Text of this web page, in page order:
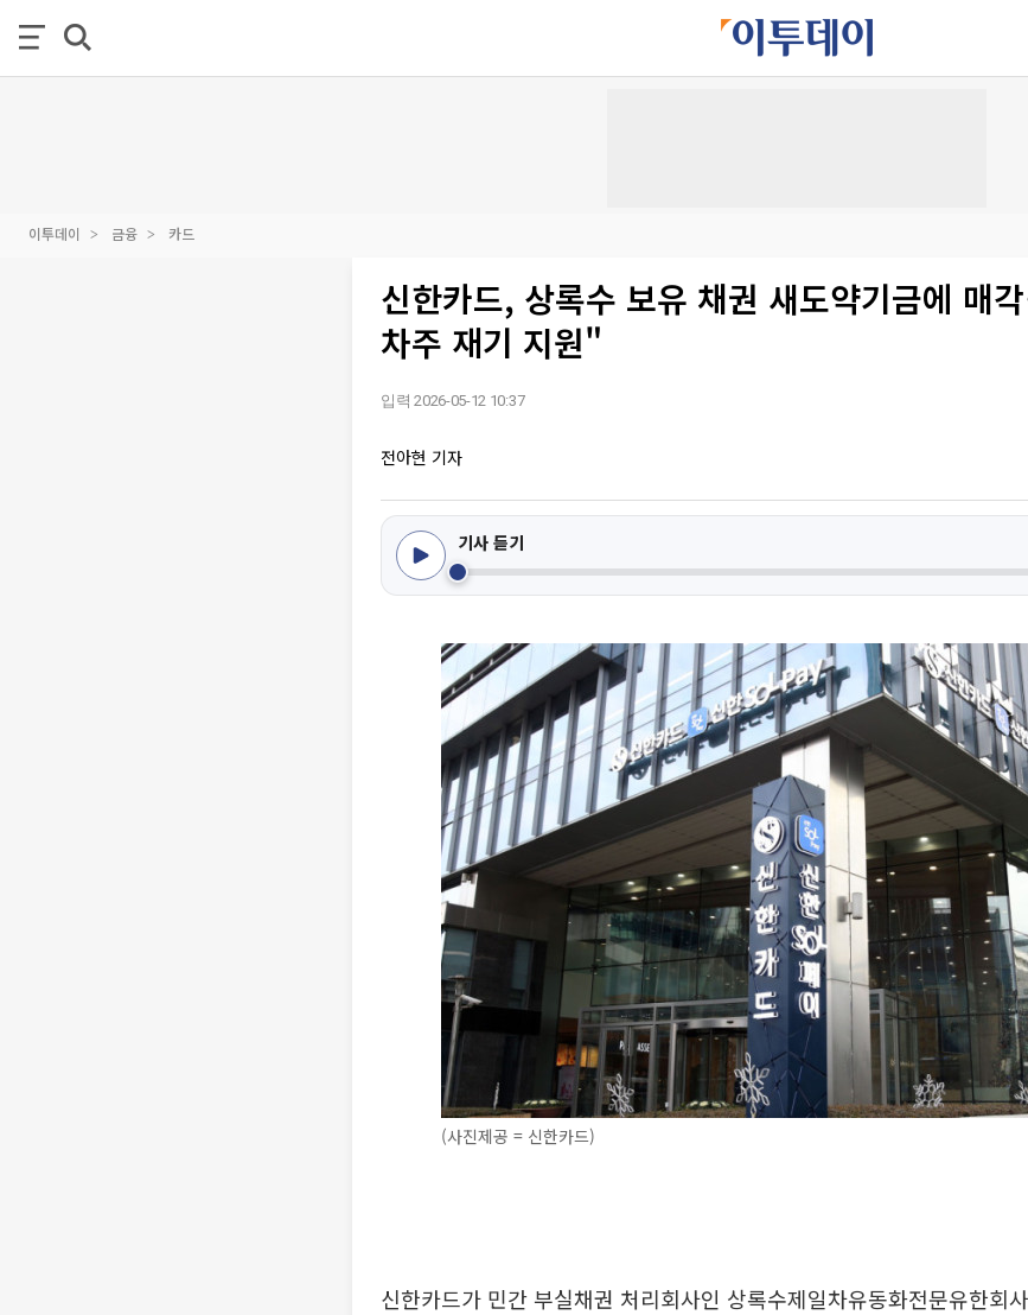
이투데이 금융 카드
신한카드, 상록수 보유 채권 새도약기금에 매
차주 재기 지원"
입력 2026-05-12 10:37
전아현 기자
기사 듣기
(사진제공 = 신한카드)
신한카드가 민간 부실채권 처리회사인 상록수제일차유동화전문유한회